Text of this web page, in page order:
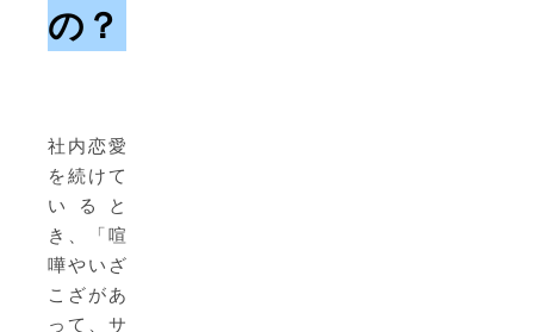
の？
社内恋愛
を続けて
いると
き、「喧
嘩やいざ
こざがあ
って、サ